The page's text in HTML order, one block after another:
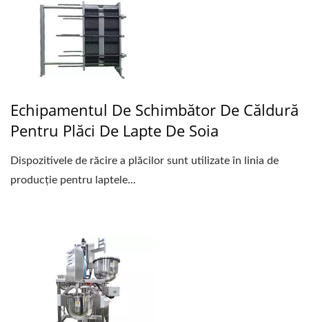
Echipamentul De Schimbător De Căldură
Pentru Plăci De Lapte De Soia
Dispozitivele de răcire a plăcilor sunt utilizate în linia de
producție pentru laptele...